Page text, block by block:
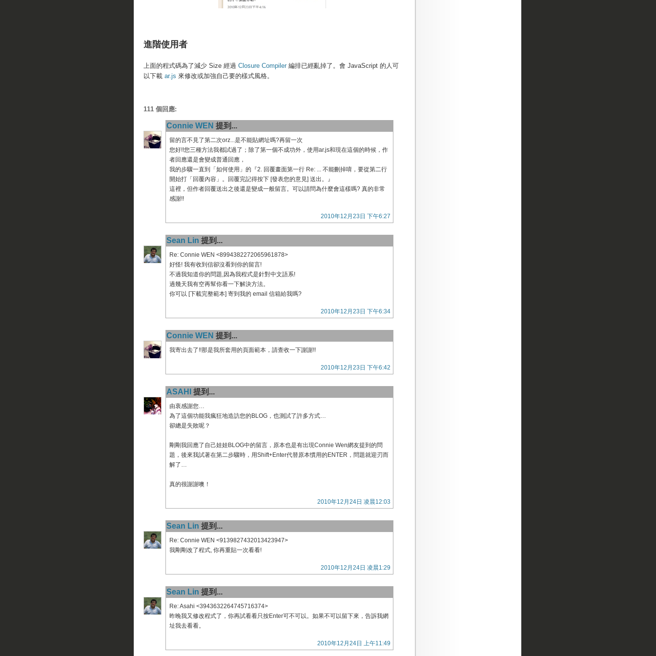
進階使用者
上面的程式碼為了減少 Size 經過 Closure Compiler編排已經亂掉了。會 JavaScript 的人可
以下載 ar.js 來修改或加強自己要的樣式風格。
111 個回應:
Connie WEN 提到...
留的言不見了第二次orz...是不能貼網址嗎?再留一次
您好!!您三種方法我都試過了；除了第一個不成功外，使用ar.js和現在這個的時候，作
者回應還是會變成普通回應，
我的步驟一直到「如何使用」的『2. 回覆畫面第一行 Re: ... 不能刪掉唷，要從第二行
開始打「回覆內容」。回覆完記得按下 [發表您的意見] 送出。』
這裡，但作者回覆送出之後還是變成一般留言。可以請問為什麼會這樣嗎? 真的非常
感謝!!
2010年12月23日 下午6:27
Sean Lin 提到...
Re: Connie WEN <8994382272065961878>
好怪! 我有收到信卻沒看到你的留言!
不過我知道你的問題,因為我程式是針對中文語系!
過幾天我有空再幫你看一下解決方法。
你可以 [下載完整範本] 寄到我的 email 信箱給我嗎?
2010年12月23日 下午6:34
Connie WEN 提到...
我寄出去了!!那是我所套用的頁面範本，請查收一下謝謝!!
2010年12月23日 下午6:42
ASAHI 提到...
由衷感謝您…
為了這個功能我瘋狂地造訪您的BLOG，也測試了許多方式…
卻總是失敗呢？
剛剛我回應了自己娃娃BLOG中的留言，原本也是有出現Connie Wen網友提到的問
題，後來我試著在第二步驟時，用Shift+Enter代替原本慣用的ENTER，問題就迎刃而
解了…
真的很謝謝噢！
2010年12月24日 凌晨12:03
Sean Lin 提到...
Re: Connie WEN <9139827432013423947>
我剛剛改了程式, 你再重貼一次看看!
2010年12月24日 凌晨1:29
Sean Lin 提到...
Re: Asahi <3943632264745716374>
昨晚我又修改程式了，你再試看看只按Enter可不可以。如果不可以留下來，告訴我網
址我去看看。
2010年12月24日 上午11:49